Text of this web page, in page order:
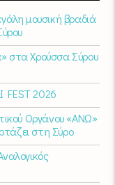
μουσική βραδιά
στα Χρούσσα Σύρου
FEST 2026
Οργάνου «ΑΝΩ»
στη Σύρο​